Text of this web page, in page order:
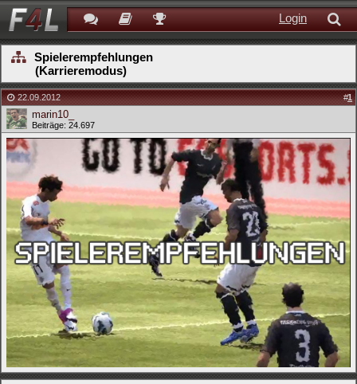
Login
Spielerempfehlungen
(Karrieremodus)
22.09.2012 #1
marin10_
Beiträge: 24.697